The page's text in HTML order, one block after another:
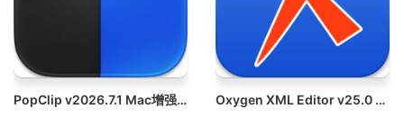
PopClip v2026.7.1 Mac增强剪切板复制粘贴工具破解版
Oxygen XML Editor v25.0 Mac XML编辑工具破解版